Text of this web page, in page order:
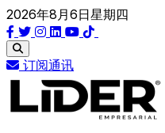
2026年8月6日星期四
订阅通讯